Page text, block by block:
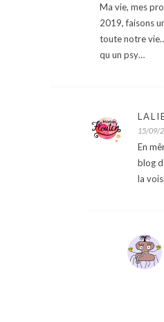
Ma vie, mes
2019, faisons
toute notre
qu un psy…
15/09/
En
blog
la